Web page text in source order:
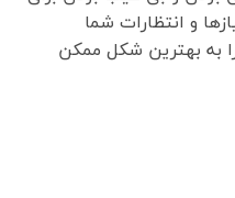
و انتظارات شما
به بهترین شکل ممکن